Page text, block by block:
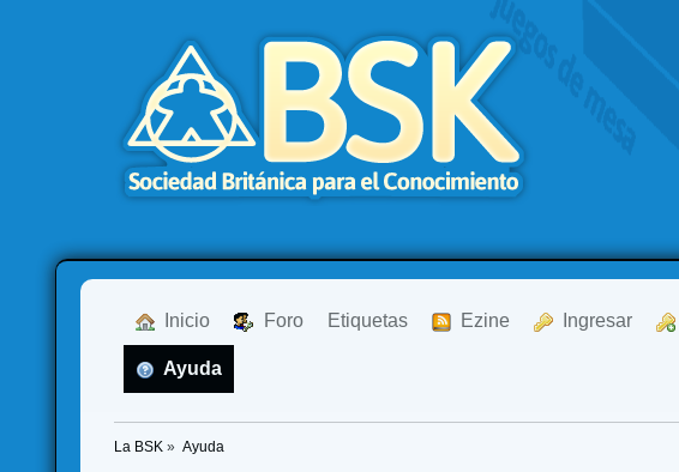
Inicio Foro Etiquetas Ezine Ingresar
Ayuda
La BSK » Ayuda